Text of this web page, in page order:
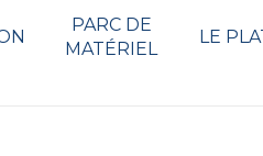
PARC DE
MATÉRIEL
LE